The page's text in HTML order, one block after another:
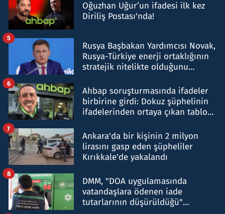
Oğuzhan Uğur’un ifadesi ilk kez
Diriliş Postası'nda!
Rusya Başbakan Yardımcısı Novak,
Rusya-Türkiye enerji ortaklığının
stratejik nitelikte olduğunu
5
Ahbap soruşturmasında ifadeler
birbirine girdi: Dokuz şüphelinin
ifadelerinden ortaya çıkan tablo
6
Ankara'da bir kişinin 2 milyon
lirasını gasp eden şüpheliler
Kırıkkale'de yakalandı
7
DMM, "DOA uygulamasında
vatandaşlara ödenen iade
tutarlarının düşürüldüğü"
8